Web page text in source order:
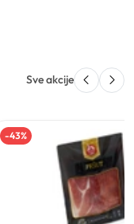
Sve akcije
-43%